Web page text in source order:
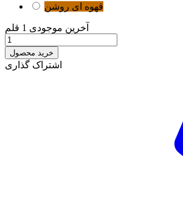
قهوه ای روشن
آخرین موجودی 1 قلم
خرید محصول
اشتراک گذاری